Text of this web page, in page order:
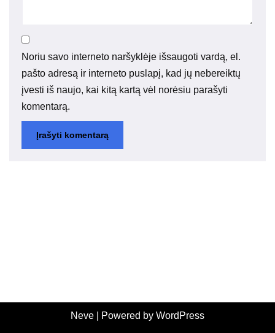
Noriu savo interneto naršyklėje išsaugoti vardą, el.
pašto adresą ir interneto puslapį, kad jų nebereiktų
įvesti iš naujo, kai kitą kartą vėl norėsiu parašyti
komentarą.
Neve | Powered by WordPress